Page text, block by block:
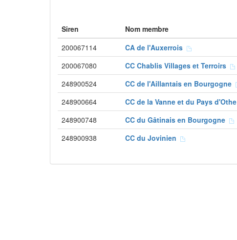
Siren Nom membre
200067114
CA de l'Auxerrois
200067080 CC Chablis Villages et Terroirs
248900524 CC de l'Aillantais en Bourgogne
248900664 CC de la Vanne et du Pays d'Othe
248900748 CC du Gâtinais en Bourgogne
248900938 CC du Jovinien